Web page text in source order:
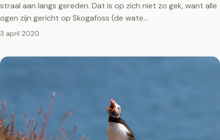
straal aan langs gereden. Dat is op zich niet zo gek, want alle
ogen zijn gericht op Skogafoss (de wate…
3 april 2020